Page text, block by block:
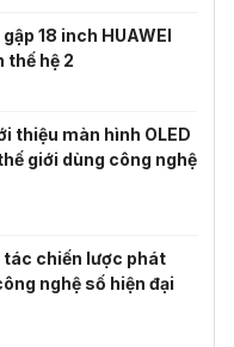
18 inch HUAWEI
thế hệ 2
thiệu màn hình OLED
giới dùng công nghệ
tác chiến lược phát
nghệ số hiện đại